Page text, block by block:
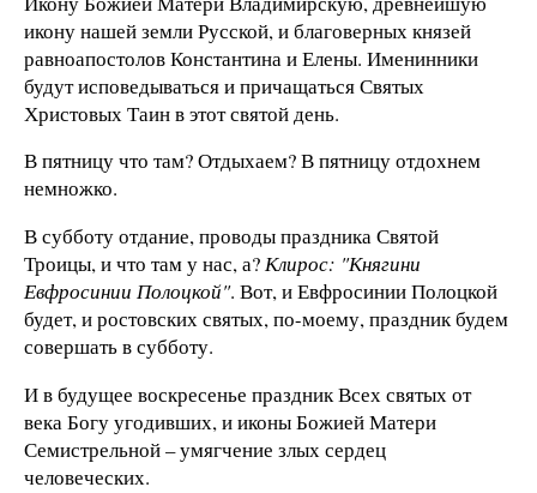
икону нашей земли Русской, и благоверных князей
равноапостолов Константина и Елены. Именинники
будут исповедываться и причащаться Святых
Христовых Таин в этот святой день.
В пятницу что там? Отдыхаем? В пятницу отдохнем
немножко.
В субботу отдание, проводы праздника Святой
Троицы, и что там у нас, а?Клирос: "Княгини
Евфросинии Полоцкой". Вот, и Евфросинии Полоцкой
будет, и ростовских святых, по-моему, праздник будем
совершать в субботу.
И в будущее воскресенье праздник Всех святых от
века Богу угодивших, и иконы Божией Матери
Семистрельной – умягчение злых сердец
человеческих.